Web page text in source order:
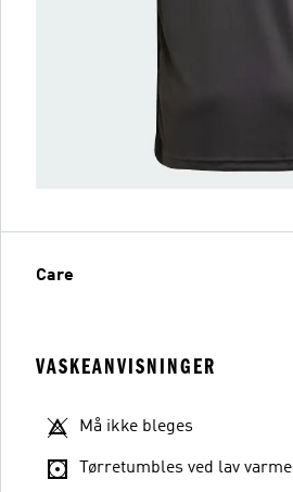
Care
VASKEANVISNINGER
Må ikke bleges
Tørretumbles ved lav varme